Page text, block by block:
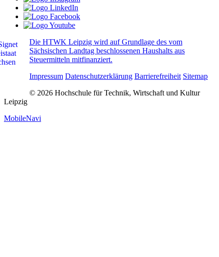
Die HTWK Leipzig wird auf Grundlage des vom
Sächsischen Landtag beschlossenen Haushalts aus
Steuermitteln mitfinanziert.
Impressum Datenschutzerklärung Barrierefreiheit Sitemap
© 2026 Hochschule für Technik, Wirtschaft und Kultur
Leipzig
MobileNavi